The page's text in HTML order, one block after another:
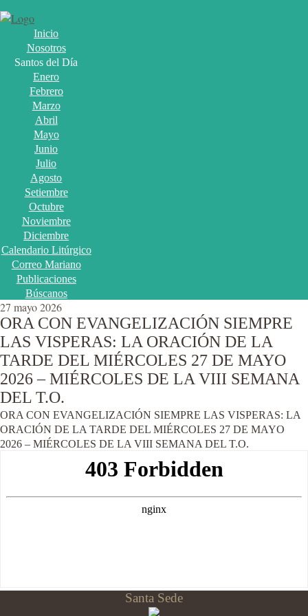
Inicio
Nosotros
Santos del Día
Enero
Febrero
Marzo
Abril
Mayo
Junio
Julio
Agosto
Setiembre
Octubre
Noviembre
Diciembre
Calendario Litúrgico
Correo Mariano
Publicaciones
Búscanos
27 mayo 2026
ORA CON EVANGELIZACIÓN SIEMPRE
LAS VISPERAS: LA ORACIÓN DE LA
TARDE DEL MIÉRCOLES 27 DE MAYO
2026 – MIÉRCOLES DE LA VIII SEMANA
DEL T.O.
ORA CON EVANGELIZACIÓN SIEMPRE LAS VISPERAS: LA
ORACIÓN DE LA TARDE DEL MIÉRCOLES 27 DE MAYO
2026 – MIÉRCOLES DE LA VIII SEMANA DEL T.O.
Santa Sede